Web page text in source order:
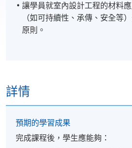
讓學員就室內設計工程的材料
（如可持續性、承傳、安全等
原則。
詳情
預期的學習成果
完成課程後，學生應能夠：